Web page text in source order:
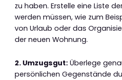
zu haben. Erstelle eine Liste
werden müssen, wie zum
von Urlaub oder das
der neuen Wohnung.
2. Umzugsgut: Überlege
persönlichen Gegenstände